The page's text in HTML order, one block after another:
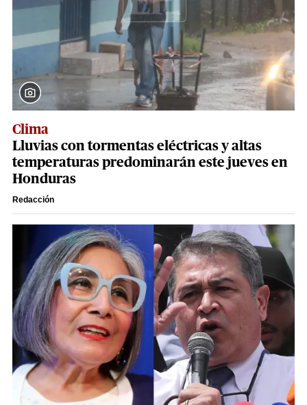
Clima
Lluvias con tormentas eléctricas y altas
temperaturas predominarán este jueves en
Honduras
Redacción